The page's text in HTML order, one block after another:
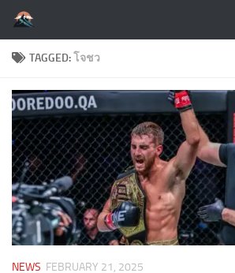
Skip to content
TAGGED:โจชว
NEWS FEBRUARY 21, 2025